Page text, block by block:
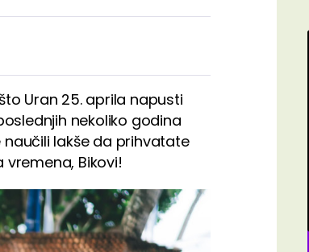
Uran 25. aprila napusti
nekoliko godina
naučili lakše da prihvatate
Bikovi!